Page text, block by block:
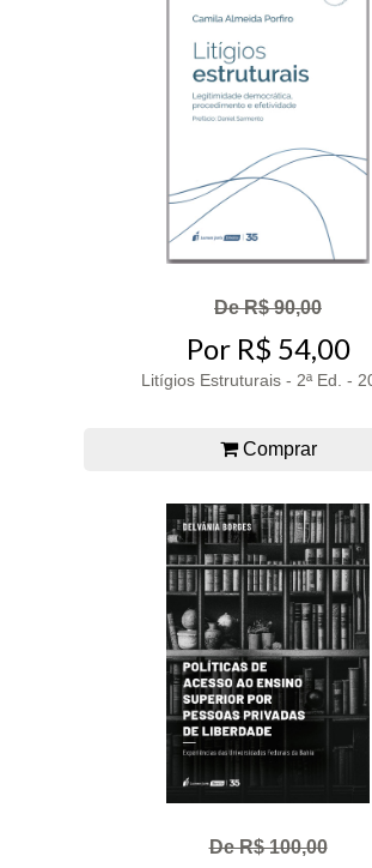
De R$ 90,00
Por R$ 54,00
Litígios Estruturais - 2ª Ed. -
Comprar
De R$ 100,00